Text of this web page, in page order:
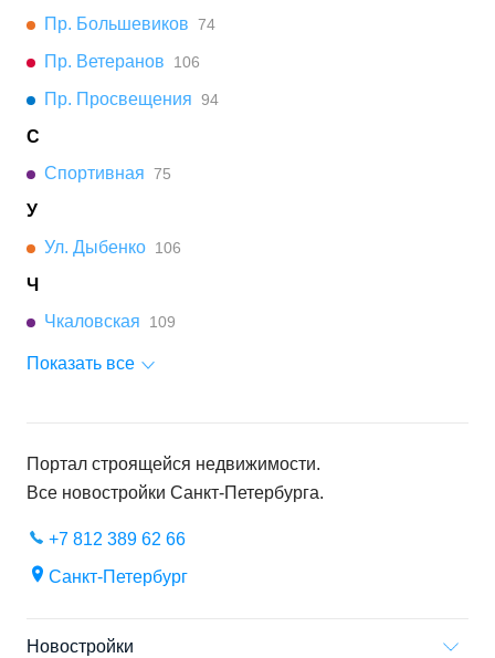
Пр. Большевиков 74
Пр. Ветеранов 106
Пр. Просвещения 94
С
Спортивная 75
У
Ул. Дыбенко 106
Ч
Чкаловская
109
Показать все
Портал строящейся недвижимости.
Все новостройки Санкт-Петербурга.
+7 812 389 62 66
Санкт-Петербург
Новостройки